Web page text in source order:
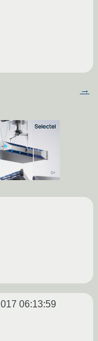
→
06:13:59